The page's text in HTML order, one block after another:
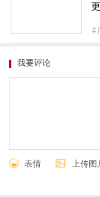
#
我要评论
表情 上传图